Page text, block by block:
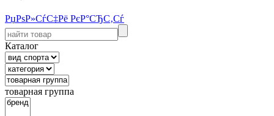
РџРѕР»СѓС‡Рё РєР°СЂС‚Сѓ
Каталог
товарная группа